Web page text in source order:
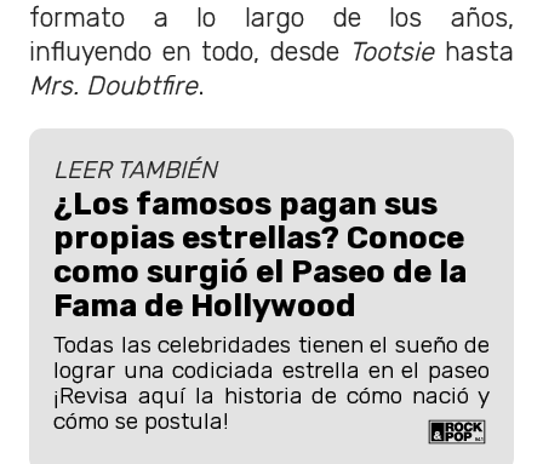
formato a lo largo de los años,
influyendo en todo, desde Tootsiehasta
Mrs. Doubtfire.
LEER TAMBIÉN
¿Los famosos pagan sus
propias estrellas? Conoce
como surgió el Paseo de la
Fama de Hollywood
Todas las celebridades tienen el sueño de
lograr una codiciada estrella en el paseo
¡Revisa aquí la historia de cómo nació y
cómo se postula!